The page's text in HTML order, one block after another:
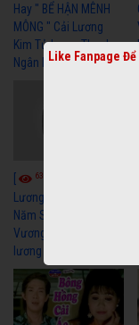
Hay " BỂ HẬN MÊNH
MÔNG " Cải Lương
Kim Tử Long, Thanh
Ngân Hay Nhất
6328
Lương Xưa : Rồi 30
Năm Sau - Minh
Vương Lệ Thủy | cải
lương xã hội hay nhất
Like Fanpage